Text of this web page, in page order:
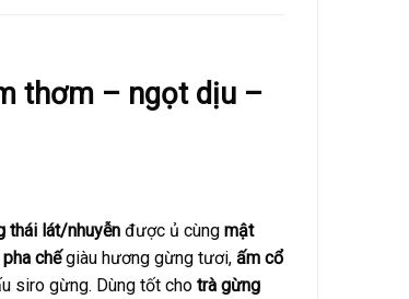
thơm – ngọt dịu –
thái lát/nhuyễn được ủ cùng mật
chếgiàu hương gừng tươi, ấm cổ
siro gừng. Dùng tốt cho trà gừng